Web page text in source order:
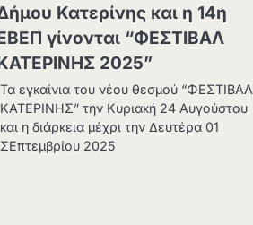
Κατερίνης και η 14η
γίνονται “ΦΕΣΤΙΒΑΛ
2025”
Τα εγκαίνια του νέου θεσμού “ΦΕΣΤΙΒΑΛ
ΚΑΤΕΡΙΝΗΣ” την Κυριακή 24 Αυγούστου
και η διάρκεια μέχρι την Δευτέρα 01
ΣΕπτεμβρίου 2025